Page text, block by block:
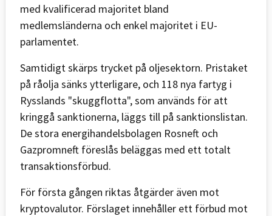
med kvalificerad majoritet bland
medlemsländerna och enkel majoritet i EU-
parlamentet.
Samtidigt skärps trycket på oljesektorn. Pristaket
på råolja sänks ytterligare, och 118 nya fartyg i
Rysslands "skuggflotta", som används för att
kringgå sanktionerna, läggs till på sanktionslistan.
De stora energihandelsbolagen Rosneft och
Gazpromneft föreslås beläggas med ett totalt
transaktionsförbud.
För första gången riktas åtgärder även mot
kryptovalutor. Förslaget innehåller ett förbud mot